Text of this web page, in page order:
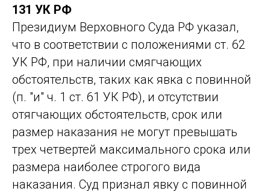
131 УК РФ
Президиум Верховного Суда РФ указал,
что в соответствии с положениями ст. 62
УК РФ, при наличии смягчающих
обстоятельств, таких как явка с повинной
(п. "и" ч. 1 ст. 61 УК РФ), и отсутствии
отягчающих обстоятельств, срок или
размер наказания не могут превышать
трех четвертей максимального срока или
размера наиболее строгого вида
наказания. Суд признал явку с повинной